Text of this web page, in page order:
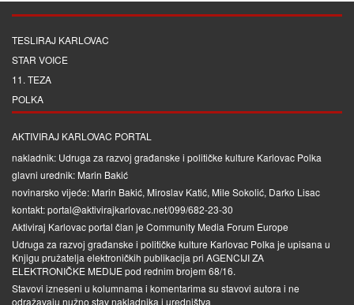
TESLIRAJ KARLOVAC
STAR VOICE
11. TEZA
POLKA
AKTIVIRAJ KARLOVAC PORTAL
nakladnik: Udruga za razvoj građanske i političke kulture Karlovac Polka
glavni urednik: Marin Bakić
novinarsko vijeće: Marin Bakić, Miroslav Katić, Mile Sokolić, Darko Lisac
kontakt: portal@aktivirajkarlovac.net/099/682-23-30
Aktiviraj Karlovac portal član je Community Media Forum Europe
Udruga za razvoj građanske i političke kulture Karlovac Polka je upisana u
Knjigu pružatelja elektroničkih publikacija pri AGENCIJI ZA
ELEKTRONIČKE MEDIJEpod rednim brojem 68/16.
Stavovi izneseni u kolumnama i komentarima su stavovi autora i ne
odražavaju nužno stav nakladnika i uredništva